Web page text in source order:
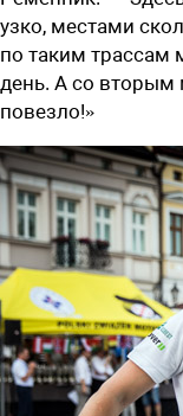
узко, местами
по таким трассам
день. А со вторым
повезло!»